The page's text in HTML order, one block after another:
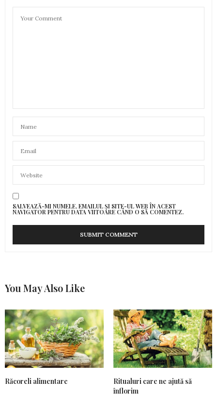
SALVEAZĂ-MI NUMELE, EMAILUL ȘI SITE-UL WEB ÎN ACEST
NAVIGATOR PENTRU DATA VIITOARE CÂND O SĂ COMENTEZ.
You May Also Like
Răcoreli alimentare
Ritualuri care ne ajută să
înflorim